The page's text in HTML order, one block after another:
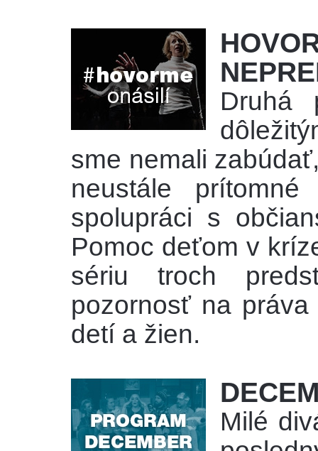
Druhá
sme nemali
neustále
spolupráci s
Pomoc deťom v
sériu troch
pozornosť na
detí a žien.
Milé